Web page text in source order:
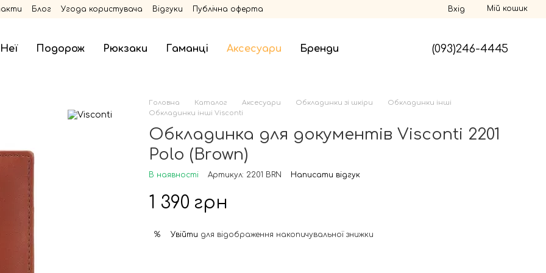
Блог Угода користувача Відгуки Публічна оферта Вхід Мій кошик
Подорож Рюкзаки Гаманці Аксесуари Бренди (093)246-4445
Головна Каталог Аксесуари Обкладинки зі шкіри
Обкладинки інші
Обкладинки інші Visconti
Обкладинка для документів Visconti 2201
Polo (Brown)
В наявності Артикул: 2201 BRN Написати відгук
1 390 грн
% Увійти для відображення накопичувальної знижки